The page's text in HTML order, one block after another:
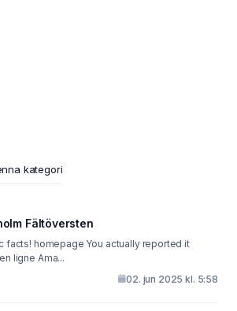
kategori
Fältöversten
facts! homepage You actually reported it
ligne Ama...
02. jun 2025 kl. 5:58